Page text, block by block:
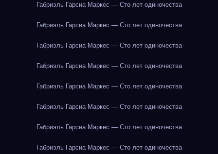
Габриэль Гарсиа Маркес — Сто лет одиночества
Габриэль Гарсиа Маркес — Сто лет одиночества
Габриэль Гарсиа Маркес — Сто лет одиночества
Габриэль Гарсиа Маркес — Сто лет одиночества
Габриэль Гарсиа Маркес — Сто лет одиночества
Габриэль Гарсиа Маркес — Сто лет одиночества
Габриэль Гарсиа Маркес — Сто лет одиночества
Габриэль Гарсиа Маркес — Сто лет одиночества